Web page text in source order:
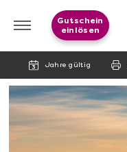
Jahre gültig
Gutschein
einlösen